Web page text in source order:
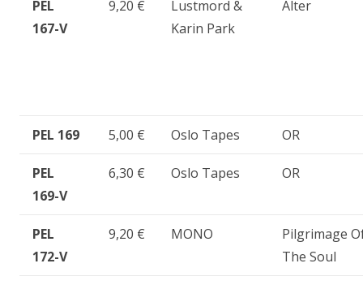
PEL
167-V
9,20 €
Lustmord &
Karin Park
Alter
PEL 169 5,00 € Oslo Tapes OR
PEL
169-V
6,30 € Oslo Tapes OR
PEL
172-V
9,20 € MONO
Pilgrimage
The Soul